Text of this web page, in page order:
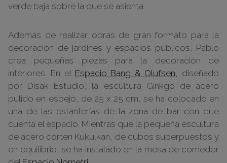
verde baja sobre la que se asienta.
Además de realizar obras de gran formato para la
decoración de jardines y espacios públicos, Pablo
crea pequeñas piezas para la decoración de
interiores. En el Espacio Bang & Olufsen,
diseñado
por Disak Estudio, la escultura Ginkgo de acero
pulido en espejo, de 25 x 25 cm, se ha colocado en
una de las estanterías de la zona de bar con que
cuenta el espacio. Mientras que la pequeña escultura
de acero corten Kukulkan, de cubos superpuestos y
en equilibrio, se ha instalado en la mesa de comedor